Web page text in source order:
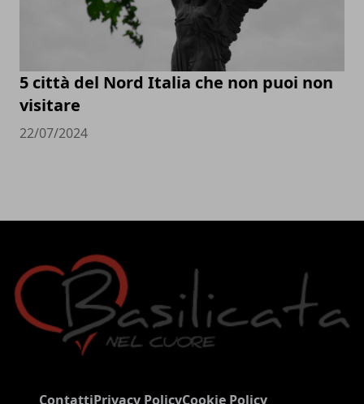
5 città del Nord Italia che non puoi non
visitare
22/07/2024
ContattiPrivacy PolicyCookie Policy